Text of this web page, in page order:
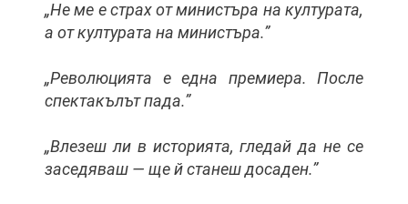
„Не ме е страх от министъра на културата,
а от културата на министъра.”
„Революцията е една премиера. После
спектакълът пада.”
„Влезеш ли в историята, гледай да не се
заседяваш — ще й станеш досаден.”